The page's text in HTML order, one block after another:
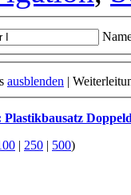
ausblenden |
Plastikbausatz
| 250 | 500)